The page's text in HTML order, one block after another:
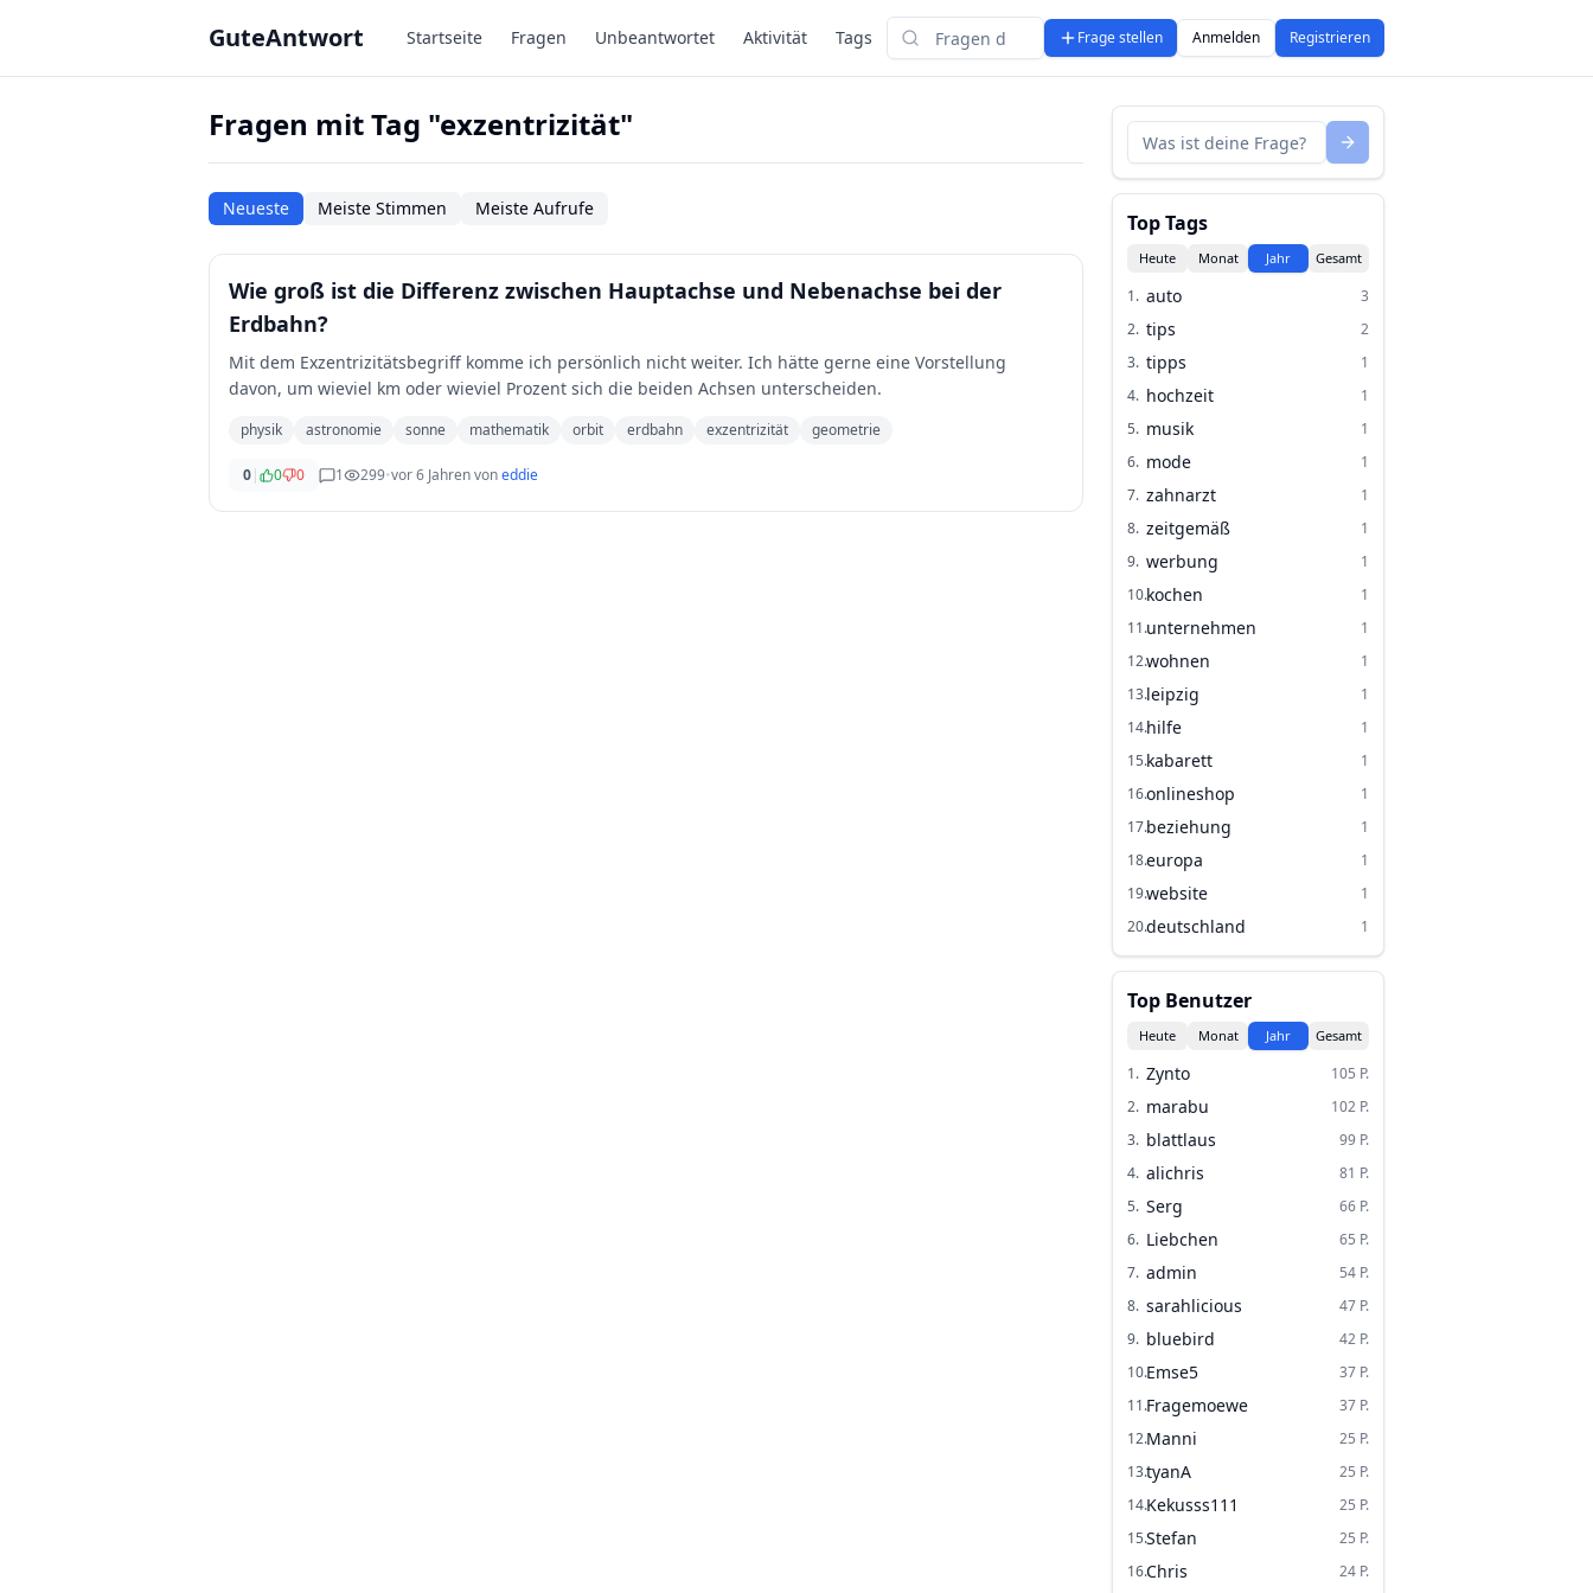
GuteAntwort Startseite Fragen Unbeantwortet Aktivität Tags
Suchen
Frage stellen Anmelden Registrieren
Fragen mit Tag "exzentrizität"
Neueste Meiste Stimmen Meiste Aufrufe
Wie groß ist die Differenz zwischen Hauptachse und Nebenachse bei der
Erdbahn?
Mit dem Exzentrizitätsbegriff komme ich persönlich nicht weiter. Ich hätte gerne eine Vorstellung
davon, um wieviel km oder wieviel Prozent sich die beiden Achsen unterscheiden.
physik astronomie sonne mathematik orbit erdbahn exzentrizität geometrie
0| 0 0 1 299•vor 6 Jahrenvoneddie
Top Tags
Heute Monat Jahr Gesamt
1. auto
3
2. tips
2
3. tipps
1
4. hochzeit
1
5. musik
1
6. mode
1
7. zahnarzt
1
8. zeitgemäß
1
9. werbung
1
10.kochen
1
11.unternehmen
1
12.wohnen
1
13.leipzig
1
14.hilfe
1
15.kabarett
1
16.onlineshop
1
17.beziehung
1
18.europa
1
19.website
1
20.deutschland 1
Top Benutzer
Heute Monat Jahr Gesamt
1. Zynto 105 P.
2. marabu 102 P.
3. blattlaus 99 P.
4. alichris 81 P.
5. Serg 66 P.
6. Liebchen 65 P.
7. admin 54 P.
8. sarahlicious 47 P.
9. bluebird 42 P.
10.Emse5 37 P.
11.Fragemoewe 37 P.
12.Manni 25 P.
13.tyanA 25 P.
14.Kekusss111 25 P.
15.Stefan 25 P.
16.Chris 24 P.